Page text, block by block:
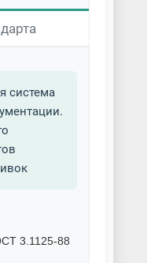
система